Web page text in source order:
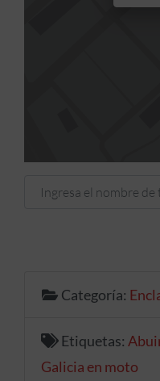
Ingresa el nombre de
Categoría:
Etiquetas:
Galicia en moto